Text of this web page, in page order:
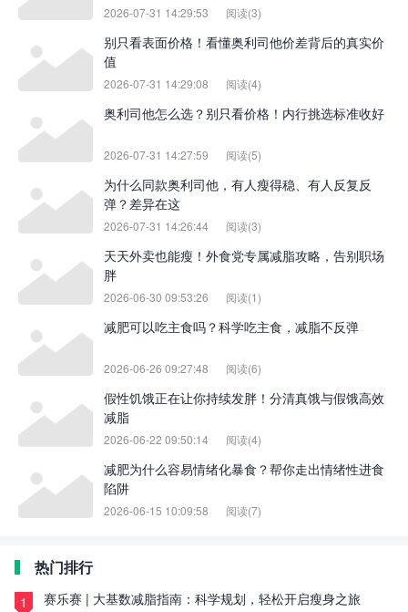
2026-07-31 14:29:53 阅读(3)
别只看表面价格！看懂奥利司他价差背后的真实价
值
2026-07-31 14:29:08 阅读(4)
奥利司他怎么选？别只看价格！内行挑选标准收好
2026-07-31 14:27:59 阅读(5)
为什么同款奥利司他，有人瘦得稳、有人反复反
弹？差异在这
2026-07-31 14:26:44 阅读(3)
天天外卖也能瘦！外食党专属减脂攻略，告别职场
胖
2026-06-30 09:53:26 阅读(1)
减肥可以吃主食吗？科学吃主食，减脂不反弹
2026-06-26 09:27:48 阅读(6)
假性饥饿正在让你持续发胖！分清真饿与假饿高效
减脂
2026-06-22 09:50:14 阅读(4)
减肥为什么容易情绪化暴食？帮你走出情绪性进食
陷阱
2026-06-15 10:09:58 阅读(7)
热门排行
1 赛乐赛 | 大基数减脂指南：科学规划，轻松开启瘦身之旅